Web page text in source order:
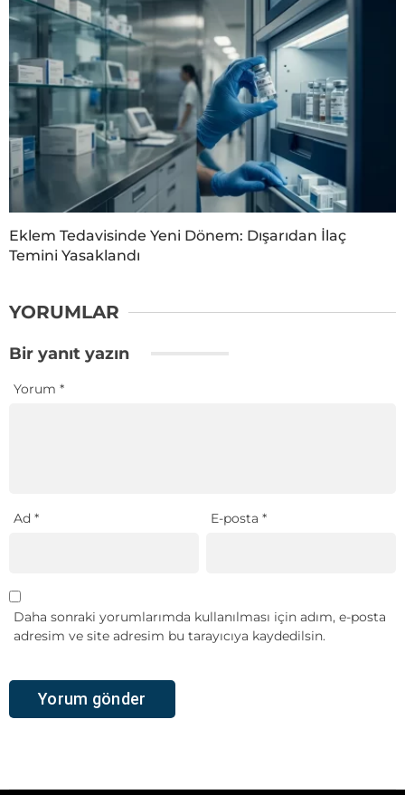
Eklem Tedavisinde Yeni Dönem: Dışarıdan İlaç
Temini Yasaklandı
YORUMLAR
Bir yanıt yazın
Yorum *
Ad * E-posta*
Daha sonraki yorumlarımda kullanılması için adım, e-posta
adresim ve site adresim bu tarayıcıya kaydedilsin.